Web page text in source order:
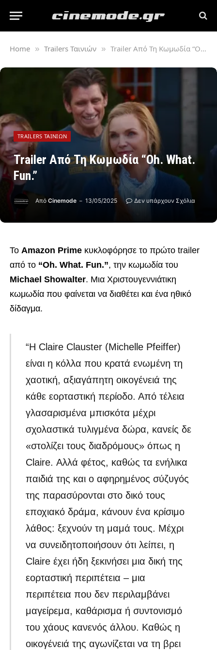
Home » Trailers Ταινιών » Trailer Από Τη Κωμωδία “Oh. What. Fun.”
TRAILERS ΤΑΙΝΙΏΝ
Trailer Από Τη Κωμωδία “Oh. What.
Fun.”
Από Cinemode 13/05/2025 Δεν υπάρχουν Σχόλια
Το Amazon Prime κυκλοφόρησε το πρώτο trailer
από το “Oh. What. Fun.”, την κωμωδία του
Michael Showalter. Μια Χριστουγεννιάτικη
κωμωδία που φαίνεται να διαθέτει και ένα ηθικό
δίδαγμα.
“Η Claire Clauster (Michelle Pfeiffer)
είναι η κόλλα που κρατά ενωμένη τη
χαοτική, αξιαγάπητη οικογένειά της
κάθε εορταστική περίοδο. Από τέλεια
γλασαρισμένα μπισκότα μέχρι
σχολαστικά τυλιγμένα δώρα, κανείς δε
«στολίζει τους διαδρόμους» όπως η
Claire. Αλλά φέτος, καθώς τα ενήλικα
παιδιά της και ο αφηρημένος σύζυγός
της παρασύρονται στο δικό τους
εποχιακό δράμα, κάνουν ένα κρίσιμο
λάθος: ξεχνούν τη μαμά τους. Μέχρι
να συνειδητοποιήσουν ότι λείπει, η
Claire έχει ήδη ξεκινήσει μια δική της
εορταστική περιπέτεια – μια
περιπέτεια που δεν περιλαμβάνει
μαγείρεμα, καθάρισμα ή συντονισμό
του χάους κανενός άλλου. Καθώς η
οικογένειά της αγωνίζεται να τη βρει